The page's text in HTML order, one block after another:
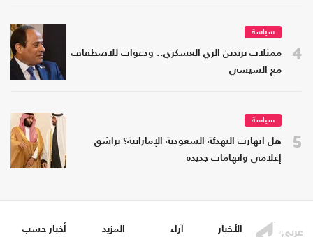
4
سياسة
ممثلات يرتدين الزي العسكري.. ودعوات للاصطفاف
مع السيسي
5
سياسة
هل انهارت التهدئة السعودية الإماراتية؟ تراشق
إعلامي واتهامات جديدة
الأخبار آراء المزيد أخبار حسب